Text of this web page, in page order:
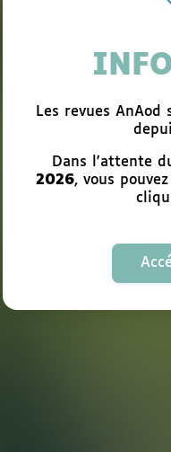
Les revues
Dans l'attente
2026, vous